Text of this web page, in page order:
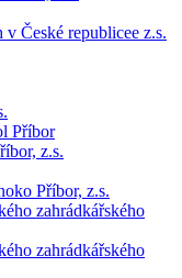
v České republicee z.s.
Příbor
z.s.
Příbor, z.s.
zahrádkářského
zahrádkářského